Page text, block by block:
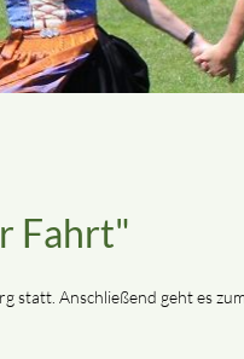
Fahrt"
statt. Anschließend geht es